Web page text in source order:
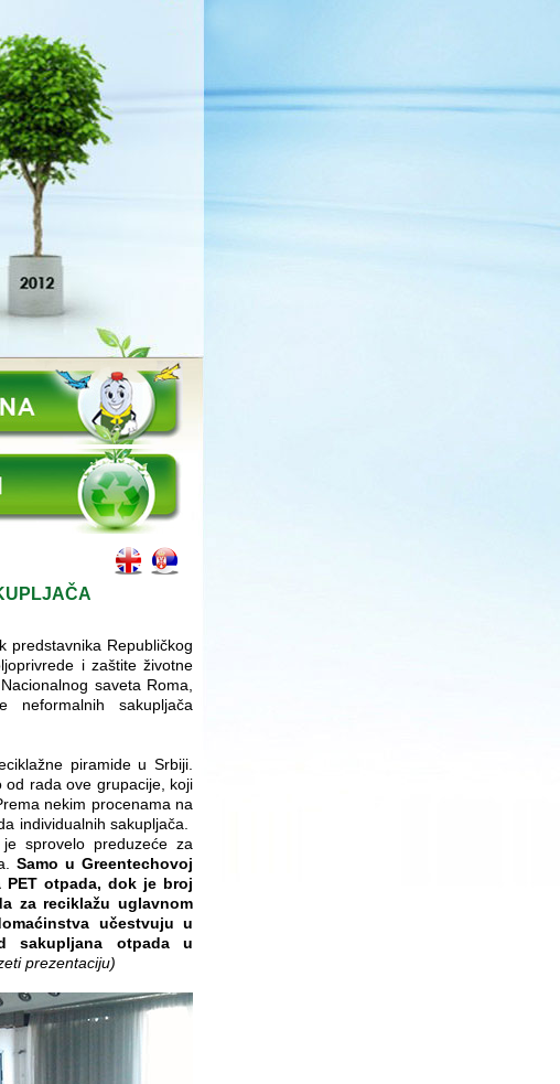
predstavnika Republičkog
i zaštite životne
saveta Roma,
neformalnih sakupljača
piramide u Srbiji.
od rada ove grupacije, koji
nekim procenama na
individualnih sakupljača.
sprovelo preduzeće za
Samo u Greentechovoj
PET otpada, dok je broj
za reciklažu uglavnom
učestvuju u
sakupljana otpada u
prezentaciju)